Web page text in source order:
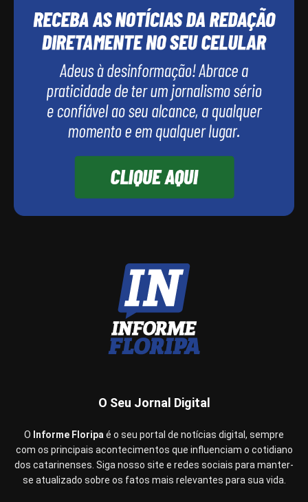
O Seu Jornal Digital
O Informe Floripa é o seu portal de notícias digital, sempre
com os principais acontecimentos que influenciam o cotidiano
dos catarinenses. Siga nosso site e redes sociais para manter-
se atualizado sobre os fatos mais relevantes para sua vida.